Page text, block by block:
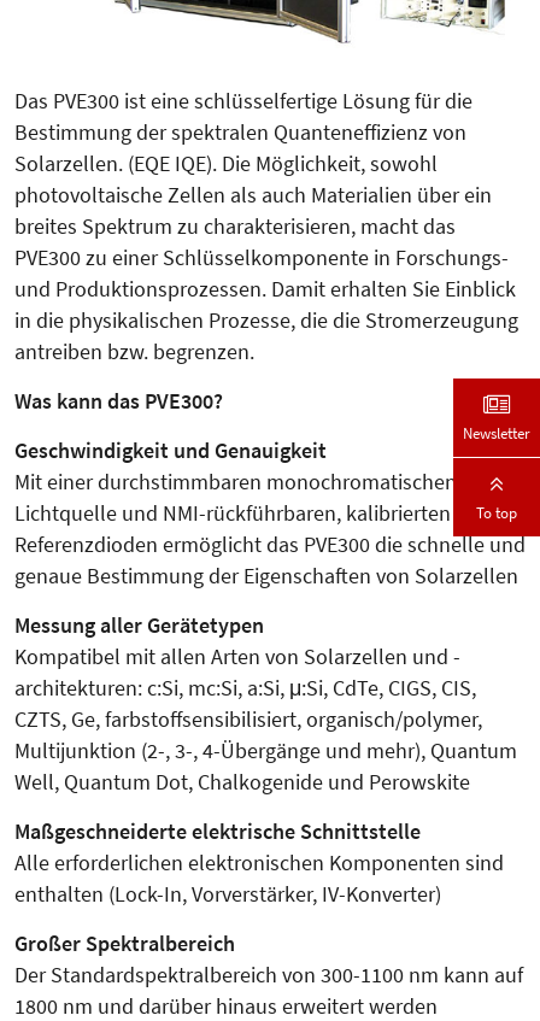
Das PVE300 ist eine schlüsselfertige Lösung für die
Bestimmung der spektralen Quanteneffizienz von
Solarzellen. (EQE IQE). Die Möglichkeit, sowohl
photovoltaische Zellen als auch Materialien über ein
breites Spektrum zu charakterisieren, macht das
PVE300 zu einer Schlüsselkomponente in Forschungs-
und Produktionsprozessen. Damit erhalten Sie Einblick
in die physikalischen Prozesse, die die Stromerzeugung
antreiben bzw. begrenzen.
Was kann das PVE300?
Geschwindigkeit und Genauigkeit
Mit einer durchstimmbaren monochromatischen
Lichtquelle und NMI-rückführbaren, kalibrierten
Referenzdioden ermöglicht das PVE300 die schnelle und
genaue Bestimmung der Eigenschaften von Solarzellen
Messung aller Gerätetypen
Kompatibel mit allen Arten von Solarzellen und -
architekturen: c:Si, mc:Si, a:Si, μ:Si, CdTe, CIGS, CIS,
CZTS, Ge, farbstoffsensibilisiert, organisch/polymer,
Multijunktion (2-, 3-, 4-Übergänge und mehr), Quantum
Well, Quantum Dot, Chalkogenide und Perowskite
Maßgeschneiderte elektrische Schnittstelle
Alle erforderlichen elektronischen Komponenten sind
enthalten (Lock-In, Vorverstärker, IV-Konverter)
Großer Spektralbereich
Der Standardspektralbereich von 300-1100 nm kann auf
1800 nm und darüber hinaus erweitert werden
Newsletter
To top